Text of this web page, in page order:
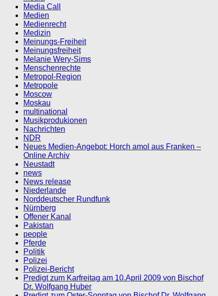
Media Call
Medien
Medienrecht
Medizin
Meinungs-Freiheit
Meinungsfreiheit
Melanie Wery-Sims
Menschenrechte
Metropol-Region
Metropole
Moscow
Moskau
multinational
Musikprodukionen
Nachrichten
NDR
Neues Medien-Angebot: Horch amol aus Franken –
Online Archiv
Neustadt
news
News release
Niederlande
Norddeutscher Rundfunk
Nürnberg
Offener Kanal
Pakistan
people
Pferde
Politik
Polizei
Polizei-Bericht
Predigt zum Karfreitag am 10.April 2009 von Bischof
Dr. Wolfgang Huber